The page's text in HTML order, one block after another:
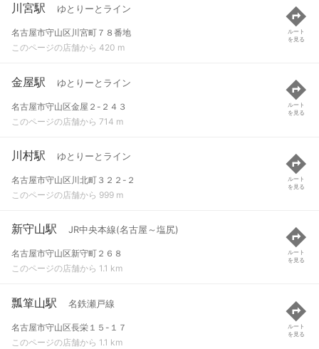
川宮駅 ゆとりーとライン
名古屋市守山区川宮町７８番地
このページの店舗から 420 m
ルート
を見る
金屋駅 ゆとりーとライン
名古屋市守山区金屋２-２４３
このページの店舗から 714 m
ルート
を見る
川村駅 ゆとりーとライン
名古屋市守山区川北町３２２-２
このページの店舗から 999 m
ルート
を見る
新守山駅 JR中央本線(名古屋～塩尻)
名古屋市守山区新守町２６８
このページの店舗から 1.1 km
ルート
を見る
瓢箪山駅 名鉄瀬戸線
名古屋市守山区長栄１５-１７
このページの店舗から 1.1 km
ルート
を見る